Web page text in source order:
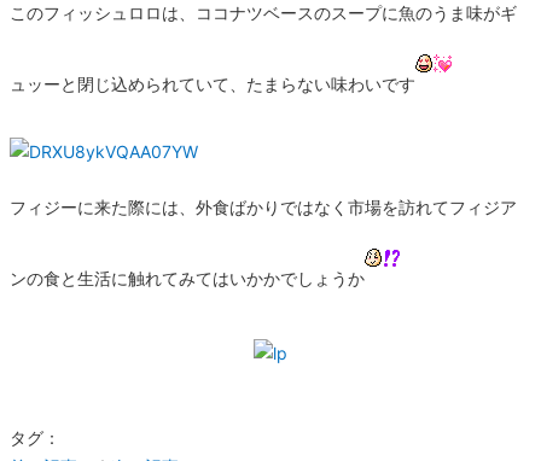
このフィッシュロロは、ココナツベースのスープに魚のうま味がギ
ュッーと閉じ込められていて、たまらない味わいです
フィジーに来た際には、外食ばかりではなく市場を訪れてフィジア
ンの食と生活に触れてみてはいかかでしょうか
タグ：